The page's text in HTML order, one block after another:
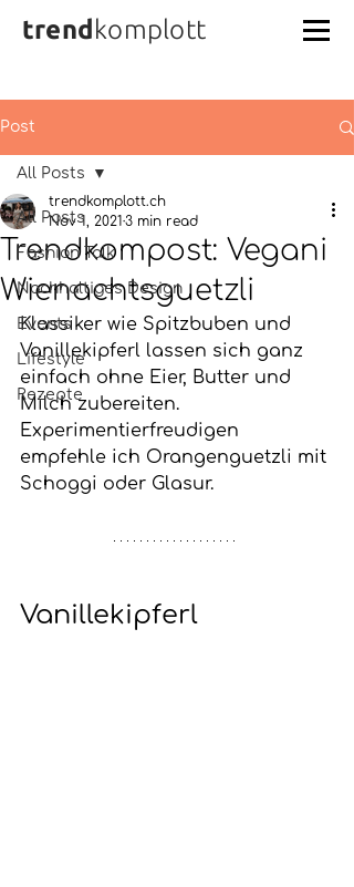
trend komplott
Post
All Posts
Fashion Talk
Nachhaltiges Design
Events
Lifestyle
Rezepte
All Posts
Trendkompost: Vegani
Wienachtsguetzli
trendkomplott.ch
Nov 1, 2021 3 min read
Klassiker wie Spitzbuben und
Vanillekipferl lassen sich ganz
einfach ohne Eier, Butter und
Milch zubereiten.
Experimentierfreudigen
empfehle ich Orangenguetzli mit
Schoggi oder Glasur.
Vanillekipferl